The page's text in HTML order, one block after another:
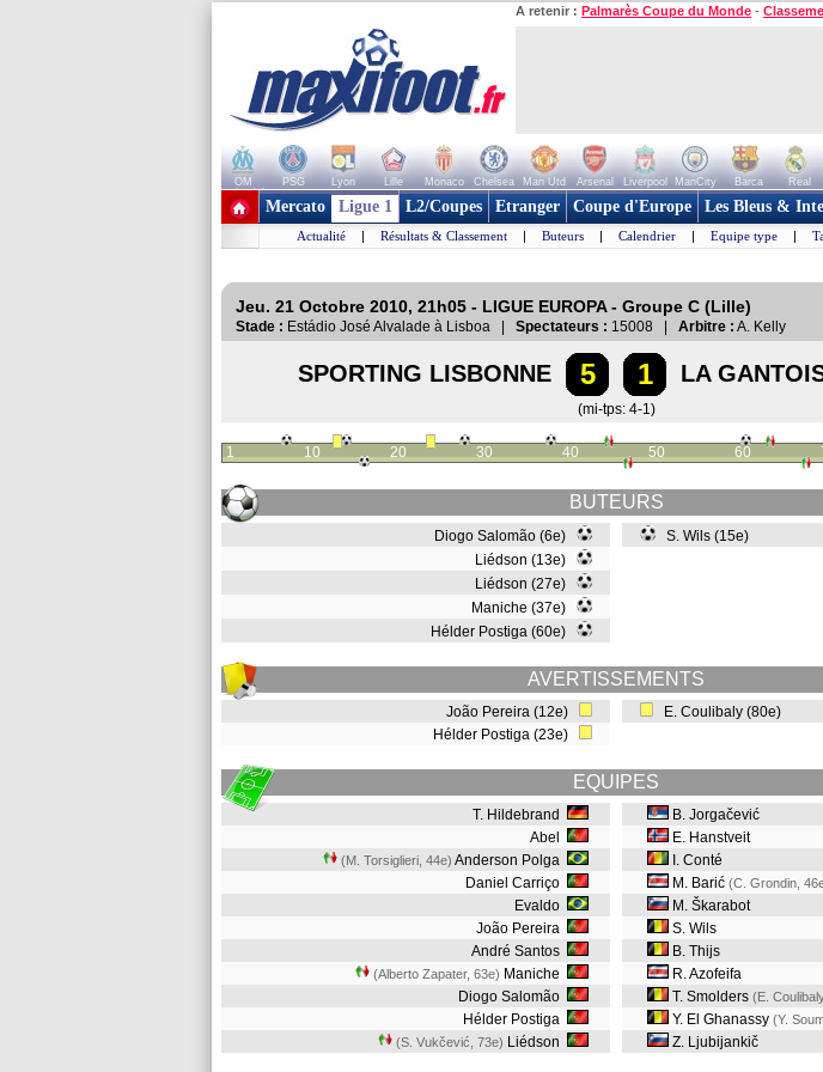
A retenir : Palmarès Coupe du Monde -
OM PSG Lyon Lille Monaco Chelsea Man Utd Arsenal Liverpool ManCity Barca Real
+ de clubs
Mercato Ligue 1 L2/Coupes Etranger Coupe d'Europe Les Bleus &
Actualité | Résultats & Classement | Buteurs | Calendrier | Equipe type |
Jeu. 21 Octobre 2010, 21h05 - LIGUE EUROPA - Groupe C (Lille)
Stade : Estádio José Alvalade à Lisboa | Spectateurs : 15008 | Arbitre : A. Kelly
SPORTING LISBONNE 5 1 LA
(mi-tps: 4-1)
1 10 20 30 40 50 60
BUTEURS
Diogo Salomão (6e)
Liédson (13e)
Liédson (27e)
Maniche (37e)
Hélder Postiga (60e)
S. Wils (15e)
AVERTISSEMENTS
João Pereira (12e)
Hélder Postiga (23e)
E. Coulibaly (80e)
EQUIPES
T. Hildebrand
Abel
(M. Torsiglieri, 44e) Anderson Polga
Daniel Carriço
Evaldo
João Pereira
André Santos
(Alberto Zapater, 63e) Maniche
Diogo Salomão
Hélder Postiga
(S. Vukčević, 73e) Liédson
B. Jorgačević
E. Hanstveit
I. Conté
M. Barić (C. Grondin,
M. Škarabot
S. Wils
B. Thijs
R. Azofeifa
T. Smolders (E.
Y. El Ghanassy (Y.
Z. Ljubijankič